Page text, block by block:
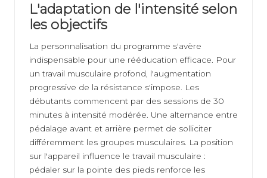
L'adaptation de l'intensité selon
les objectifs
La personnalisation du programme s'avère
indispensable pour une rééducation efficace. Pour
un travail musculaire profond, l'augmentation
progressive de la résistance s'impose. Les
débutants commencent par des sessions de 30
minutes à intensité modérée. Une alternance entre
pédalage avant et arrière permet de solliciter
différemment les groupes musculaires. La position
sur l'appareil influence le travail musculaire :
pédaler sur la pointe des pieds renforce les